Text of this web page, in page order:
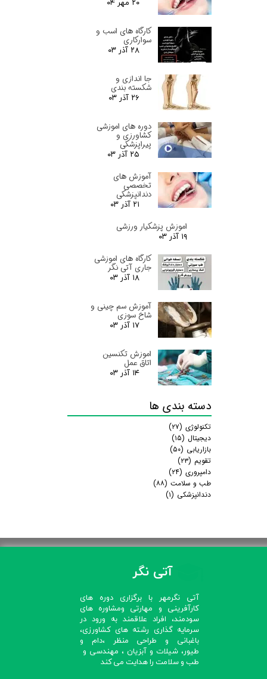
۲۰ مهر ۰۴
کارگاه های اسب و
سوارکاری
۲۸ آذر ۰۳
جا اندازی و
شکسته بندی
۲۶ آذر ۰۳
دوره های اموزشی
کشاورزی و
پیراپزشکی
۲۵ آذر ۰۳
آموزش های
تخصصی
دندانپزشکی
۲۱ آذر ۰۳
اموزش پزشکیار ورزشی
۱۹ آذر ۰۳
کارگاه های اموزشی
جاری آتی نگر
۱۸ آذر ۰۳
آموزش سم چینی و
شاخ سوزی
۱۷ آذر ۰۳
اموزش تکنسین
اتاق عمل
۱۴ آذر ۰۳
دسته بندی ها
تکنولوژی (۲۷)
دیجیتال (۱۵)
بازاریابی (۵۰)
تقویم (۲۳)
دامپروری (۲۴)
طب و سلامت (۸۸)
دندانپزشکی (۱)
آتی نگر
آتی نگرمهر با برگزاری دوره های
کارآفرینی و مهارتی ومشاوره های
سودمند، افراد علاقمند به ورود در
سرمایه گذاری رشته های کشاورزی،
باغبانی و طراحی منظر ،دام و
طیور، شیلات و آبزیان ، مهندسی و
طب و سلامت را هدایت می کند​​​​​​​